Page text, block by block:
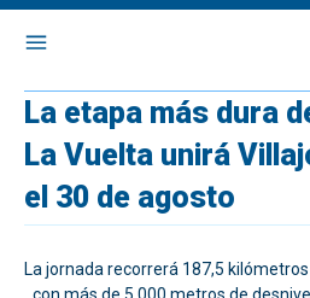
La etapa más dura
La Vuelta unirá
el 30 de agosto
La jornada recorrerá 187,5